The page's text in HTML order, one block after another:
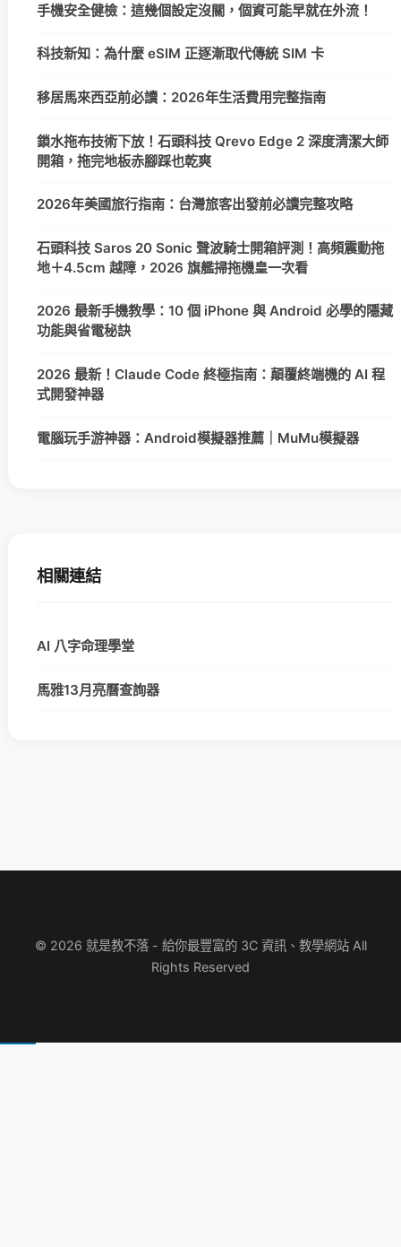
手機安全健檢：這幾個設定沒關，個資可能早就在外流！
科技新知：為什麼 eSIM 正逐漸取代傳統 SIM 卡
移居馬來西亞前必讀：2026年生活費用完整指南
鎖水拖布技術下放！石頭科技 Qrevo Edge 2 深度清潔大師
開箱，拖完地板赤腳踩也乾爽
2026年美國旅行指南：台灣旅客出發前必讀完整攻略
石頭科技 Saros 20 Sonic 聲波騎士開箱評測！高頻震動拖
地＋4.5cm 越障，2026 旗艦掃拖機皇一次看
2026 最新手機教學：10 個 iPhone 與 Android 必學的隱藏
功能與省電秘訣
2026 最新！Claude Code 終極指南：顛覆終端機的 AI 程
式開發神器
電腦玩手游神器：Android模擬器推薦｜MuMu模擬器
相關連結
AI 八字命理學堂
馬雅13月亮曆查詢器
© 2026 就是教不落 - 給你最豐富的 3C 資訊、教學網站 All
Rights Reserved